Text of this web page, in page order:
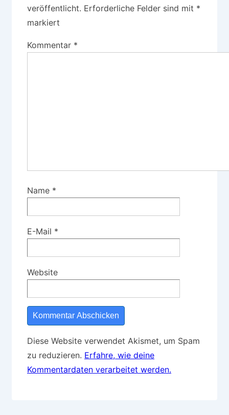
veröffentlicht. Erforderliche Felder sind mit *
markiert
Kommentar *
Name *
E-Mail *
Website
Diese Website verwendet Akismet, um Spam
zu reduzieren. Erfahre, wie deine
Kommentardaten verarbeitet werden.